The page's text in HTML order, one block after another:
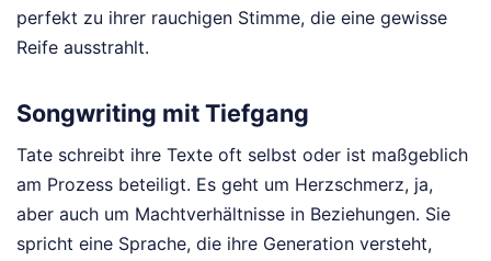
perfekt zu ihrer rauchigen Stimme, die eine gewisse
Reife ausstrahlt.
Songwriting mit Tiefgang
Tate schreibt ihre Texte oft selbst oder ist maßgeblich
am Prozess beteiligt. Es geht um Herzschmerz, ja,
aber auch um Machtverhältnisse in Beziehungen. Sie
spricht eine Sprache, die ihre Generation versteht,